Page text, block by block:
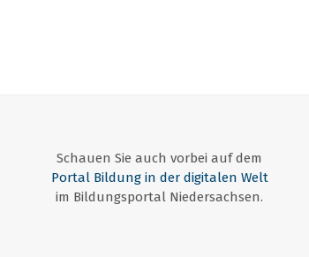
Schauen Sie auch vorbei auf dem
Portal Bildung in der digitalen Welt
im Bildungsportal Niedersachsen.